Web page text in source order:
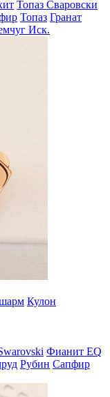
Топаз Сваровски
Топаз Гранат
Иск.
Кулон
Фианит EQ
Рубин Сапфир